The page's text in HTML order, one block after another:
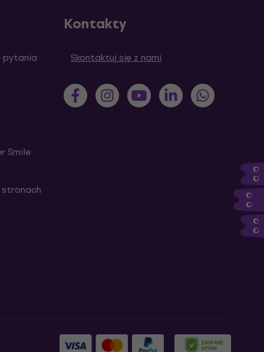
pytania
Smile
stronach
Kontakty
Skontaktuj się z nami